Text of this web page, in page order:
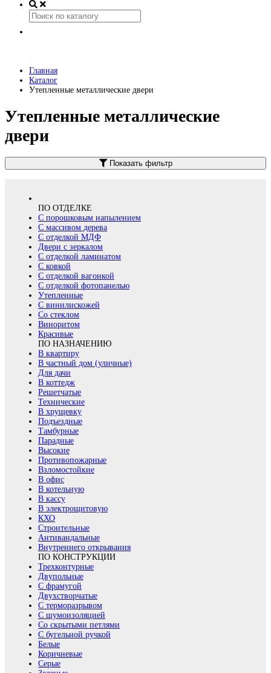
Главная
Каталог
Утепленные металлические двери
Утепленные металлические
двери
Показать фильтр
ПО ОТДЕЛКЕ
С порошковым напылением
С массивом дерева
С отделкой МДФ
Двери с зеркалом
С отделкой ламинатом
С ковкой
С отделкой вагонкой
С отделкой фотопанелью
Утепленные
С винилискожей
Со стеклом
Виноритом
Красивые
ПО НАЗНАЧЕНИЮ
В квартиру
В частный дом (уличные)
Для дачи
В коттедж
Решетчатые
Технические
В хрущевку
Подъездные
Тамбурные
Парадные
Высокие
Противопожарные
Взломостойкие
В офис
В котельную
В кассу
В электрощитовую
КХО
Строительные
Антивандальные
Внутреннего открывания
ПО КОНСТРУКЦИИ
Трехконтурные
Двупольные
С фрамугой
Двухстворчатые
С терморазрывом
С шумоизоляцией
Со скрытыми петлями
С бугельной ручкой
Белые
Коричневые
Серые